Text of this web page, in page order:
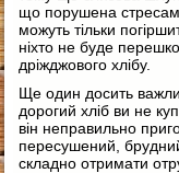
що порушена
можуть тільки
ніхто не буде
дріжджового хлібу.
Ще один досить
дорогий хліб ви не
він неправильно
пересушений,
складно отримати